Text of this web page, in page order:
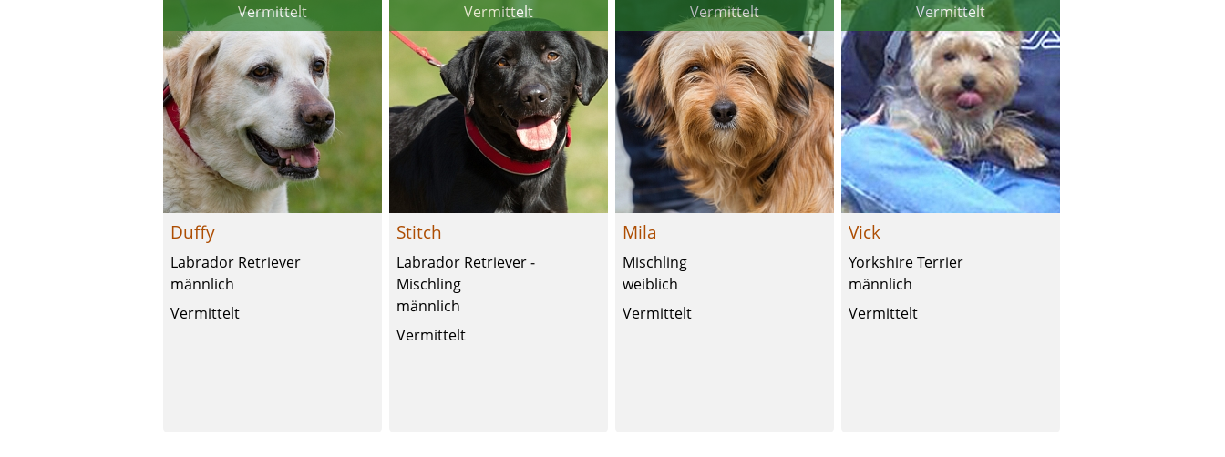
Vermittelt
Duffy
Labrador Retriever
männlich
Vermittelt
Vermittelt
Stitch
Labrador Retriever -
Mischling
männlich
Vermittelt
Vermittelt
Mila
Mischling
weiblich
Vermittelt
Vermittelt
Vick
Yorkshire Terrier
männlich
Vermittelt